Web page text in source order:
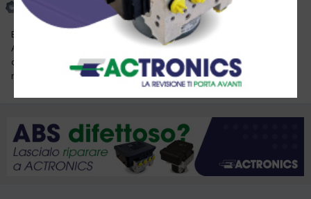
7 Giugno 2025
Buongiorno a tutti ho questa bmw serie 3 e 46 che arriva dall
America e devo convertire nel contachilometri da miglia a km/h
qualcuno ha la procedura manuale perché con diagnosi non
riesco grazie mille